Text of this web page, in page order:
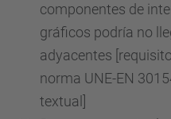
componentes de
gráficos podría no
adyacentes
norma UNE-EN
textual]